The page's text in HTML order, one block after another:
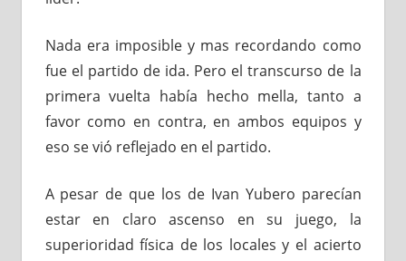
Nada era imposible y mas recordando como
fue el partido de ida. Pero el transcurso de la
primera vuelta había hecho mella, tanto a
favor como en contra, en ambos equipos y
eso se vió reflejado en el partido.
A pesar de que los de Ivan Yubero parecían
estar en claro ascenso en su juego, la
superioridad física de los locales y el acierto